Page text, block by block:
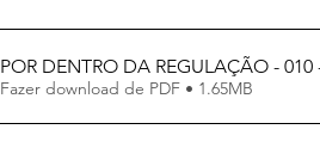
POR DENTRO DA REGULAÇÃO -
Fazer download de PDF • 1.65MB